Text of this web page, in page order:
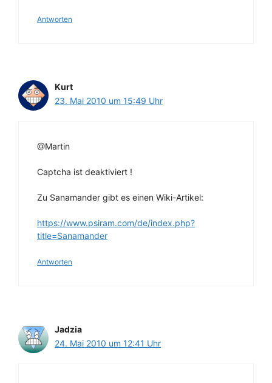
Antworten
Kurt
23. Mai 2010 um 15:49 Uhr
@Martin
Captcha ist deaktiviert !
Zu Sanamander gibt es einen Wiki-Artikel:
https://www.psiram.com/de/index.php?
title=Sanamander
Antworten
Jadzia
24. Mai 2010 um 12:41 Uhr